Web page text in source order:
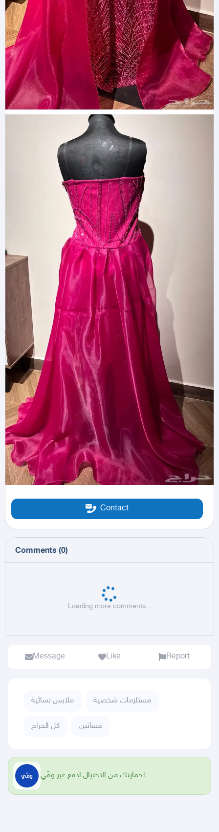
Contact
Comments (0)
Loading more comments...
Message Like Report
ملابس نسائية مستلزمات شخصية
كل الحراج فساتين
لحمايتك من الاحتيال ادفع عبر وفّي.